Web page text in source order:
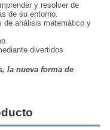
y resolver de
de su entorno.
de análisis matemático y
divertidos
, la nueva forma de